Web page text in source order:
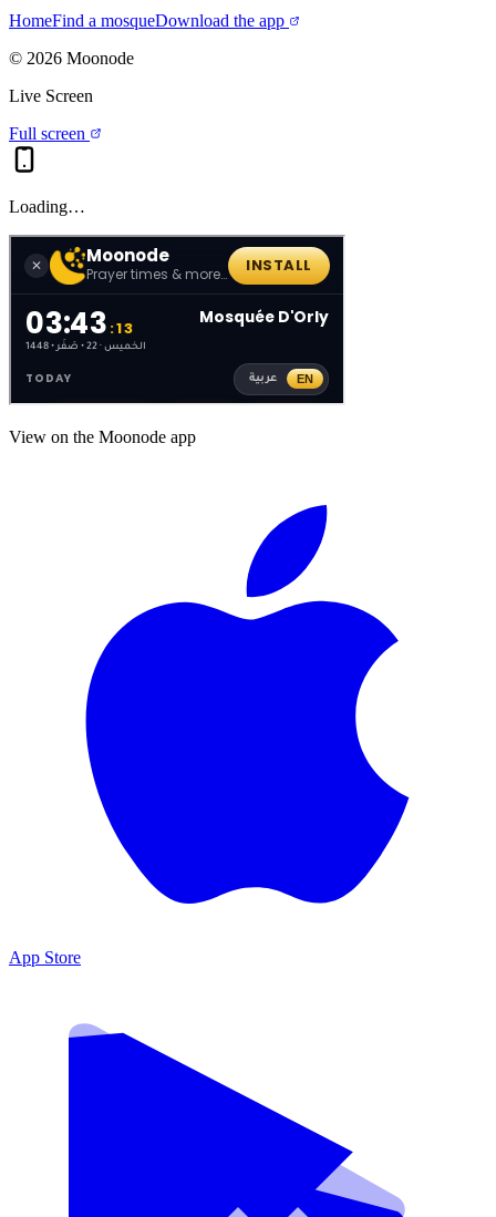
HomeFind a mosqueDownload the app
© 2026 Moonode
Live Screen
Full screen
Loading…
View on the Moonode app
App Store